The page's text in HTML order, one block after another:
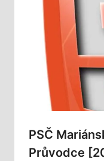
PSČ
Průvodce